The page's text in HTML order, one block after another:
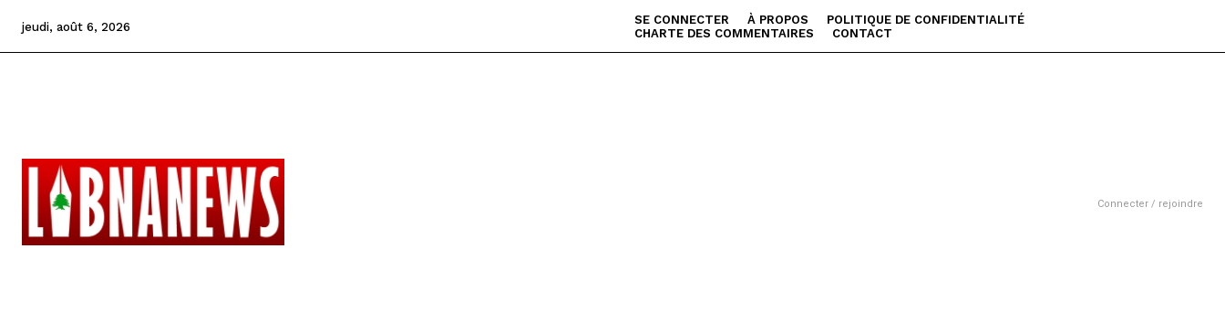
jeudi, août 6, 2026 SE CONNECTER À PROPOS
POLITIQUE DE CONFIDENTIALITÉ
CHARTE DES COMMENTAIRES
CONTACT
Connecter / rejoindre